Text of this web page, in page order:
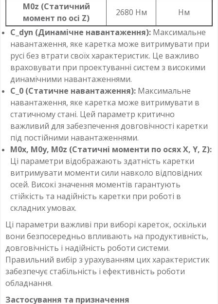
M0z (Статичний
момент по осі Z)
2680 Нм
Нм
C_dyn (Динамічне навантаження): Максимальне
навантаження, яке каретка може витримувати при
русі без втрати своїх характеристик. Це важливо
враховувати при проектуванні систем з високими
динамічними навантаженнями.
C_0 (Статичне навантаження): Максимальне
навантаження, яке каретка може витримувати в
статичному стані. Цей параметр критично
важливий для забезпечення довговічності каретки
під постійними навантаженнями.
M0x, M0y, M0z (Статичні моменти по осях X, Y, Z):
Ці параметри відображають здатність каретки
витримувати моменти сили навколо відповідних
осей. Високі значення моментів гарантують
стійкість та надійність каретки при роботі в
складних умовах.
Ці параметри важливі при виборі кареток, оскільки
вони безпосередньо впливають на продуктивність,
довговічність і надійність роботи системи.
Правильний вибір з урахуванням цих характеристик
забезпечує стабільність і ефективність роботи
обладнання.
Застосування та призначення